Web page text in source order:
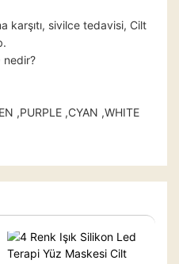
karşıtı, sivilce tedavisi, Cilt
nedir?
,PURPLE ,CYAN ,WHITE